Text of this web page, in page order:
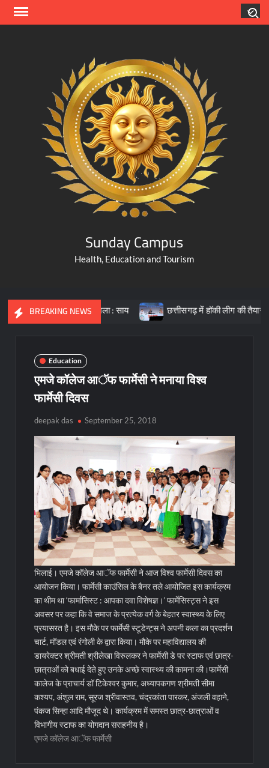
Skip
Sunday Campus
Health, Education and Tourism
BREAKING NEWS
की आधारशिला : साय छत्तीसगढ़ में हॉकी लीग की तैयारी, क्रीड़ा
Education
एमजे कॉलेज आॅफ फार्मेसी ने मनाया विश्व
फार्मेसी दिवस
deepak das September 25, 2018
भिलाई। एमजे कॉलेज आॅफ फार्मेसी ने आज विश्व फार्मेसी दिवस का
आयोजन किया। फार्मेसी काउंसिल के बैनर तले आयोजित इस कार्यक्रम
का थीम था ‘फार्मासिस्ट : आपका दवा विशेषज्ञ।’ फार्मेसिस्ट्स ने इस
अवसर पर कहा कि वे समाज के प्रत्येक वर्ग के बेहतर स्वास्थ्य के लिए
प्रयासरत है। इस मौके पर फार्मेसी स्टूडेन्ट्स ने अपनी कला का प्रदर्शन
चार्ट, मॉडल एवं रंगोली के द्वारा किया। मौके पर महाविद्यालय की
डायरेक्टर श्रीमती श्रीलेखा विरुलकर ने फार्मेसी डे पर स्टाफ एवं छात्र-
छात्राओं को बधाई देते हुए उनके अच्छे स्वास्थ्य की कामना की।फार्मेसी
कालेज के प्राचार्य डॉ टिकेश्वर कुमार, अध्यापकगण श्रीमती सीमा
कश्यप, अंशुल राम, सूरज श्रीवास्तव, चंद्रकांता पारकर, अंजली वहाने,
पंकज सिन्हा आदि मौजूद थे। कार्यक्रम में समस्त छात्र-छात्राओं व
विभागीय स्टाफ का योगदान सराहनीय है।
एमजे कॉलेज आॅफ फार्मेसी